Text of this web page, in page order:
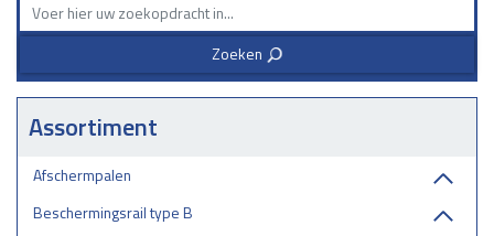
Zoeken 3
Assortiment
Afschermpalen
Beschermingsrail type B